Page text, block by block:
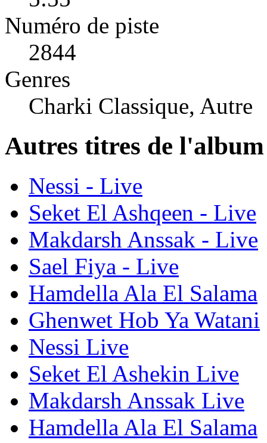
Numéro de piste
2844
Genres
Charki Classique, Autre
Autres titres de l'album
Nessi - Live
Seket El Ashqeen - Live
Makdarsh Anssak - Live
Sael Fiya - Live
Hamdella Ala El Salama
Ghenwet Hob Ya Watani
Nessi Live
Seket El Ashekin Live
Makdarsh Anssak Live
Hamdella Ala El Salama